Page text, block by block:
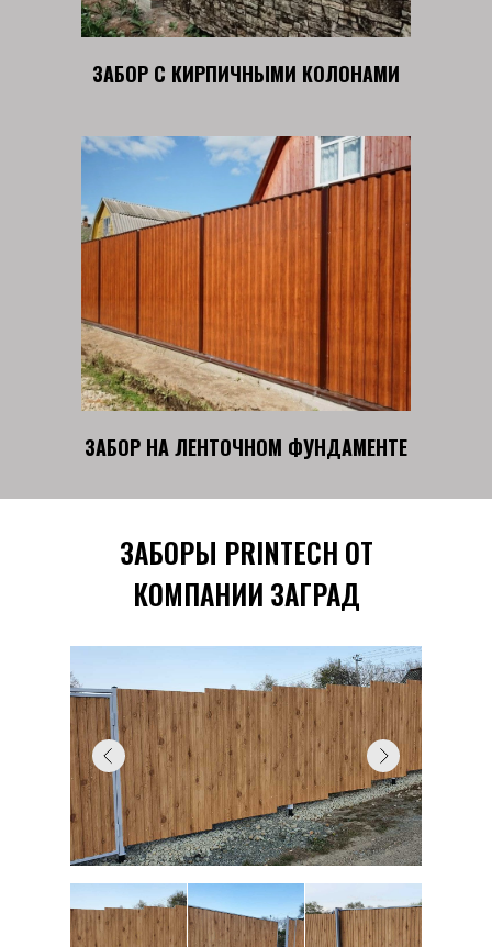
ЗАБОР НА ЛЕНТОЧНОМ ФУНДАМЕНТЕ
ЗАБОР С КИРПИЧНЫМИ КОЛОНАМИ
ЗАБОРЫ PRINTECH ОТ
КОМПАНИИ ЗАГРАД